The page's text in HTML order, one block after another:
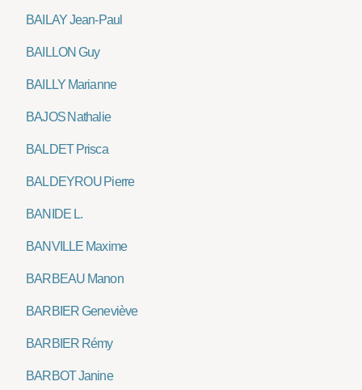
BAILAY Jean-Paul
BAILLON Guy
BAILLY Marianne
BAJOS Nathalie
BALDET Prisca
BALDEYROU Pierre
BANIDE L.
BANVILLE Maxime
BARBEAU Manon
BARBIER Geneviève
BARBIER Rémy
BARBOT Janine